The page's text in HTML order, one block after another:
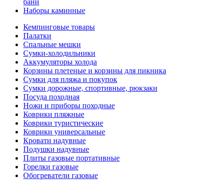
бани
Наборы каминные
Кемпинговые товары
Палатки
Спальные мешки
Сумки-холодильники
Аккумуляторы холода
Корзины плетеные и корзины для пикника
Сумки для пляжа и покупок
Сумки дорожные, спортивные, рюкзаки
Посуда походная
Ножи и приборы походные
Коврики пляжные
Коврики туристические
Коврики универсальные
Кровати надувные
Подушки надувные
Плиты газовые портативные
Горелки газовые
Обогреватели газовые